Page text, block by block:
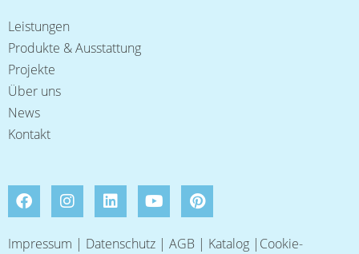
Leistungen
Produkte & Ausstattung
Projekte
Über uns
News
Kontakt
Impressum | Datenschutz | AGB | Katalog | Cookie-